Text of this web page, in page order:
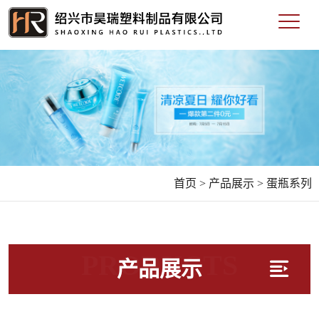
首页 > 产品展示 > 蛋瓶系列
产品展示
PRODUCTS